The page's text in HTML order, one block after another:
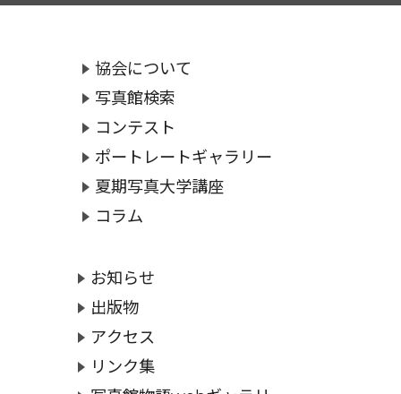
協会について
写真館検索
コンテスト
ポートレートギャラリー
夏期写真大学講座
コラム
お知らせ
出版物
アクセス
リンク集